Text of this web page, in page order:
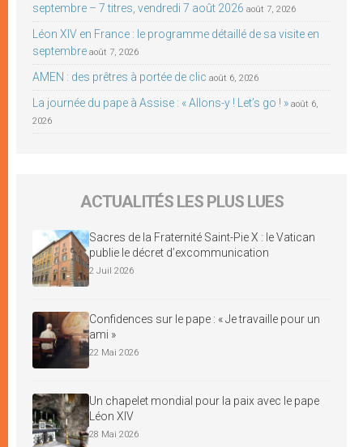
septembre – 7 titres, vendredi 7 août 2026 août 7, 2026
Léon XIV en France : le programme détaillé de sa visite en
septembre août 7, 2026
AMEN : des prêtres à portée de clic août 6, 2026
La journée du pape à Assise : « Allons-y ! Let’s go ! » août 6,
2026
ACTUALITÉS LES PLUS LUES
Sacres de la Fraternité Saint-Pie X : le Vatican
publie le décret d’excommunication
2 Juil 2026
Confidences sur le pape : « Je travaille pour un
ami »
22 Mai 2026
Un chapelet mondial pour la paix avec le pape
Léon XIV
28 Mai 2026